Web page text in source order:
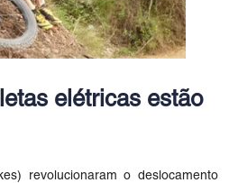
elétricas estão
revolucionaram o deslocamento